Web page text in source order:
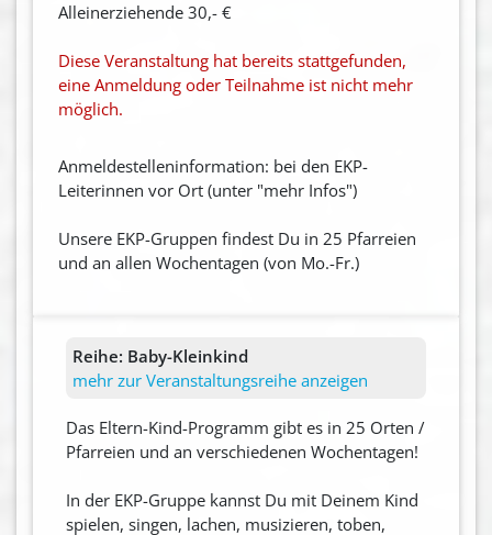
Alleinerziehende 30,- €
Diese Veranstaltung hat bereits stattgefunden,
eine Anmeldung oder Teilnahme ist nicht mehr
möglich.
Anmeldestelleninformation: bei den EKP-
Leiterinnen vor Ort (unter "mehr Infos")
Unsere EKP-Gruppen findest Du in 25 Pfarreien
und an allen Wochentagen (von Mo.-Fr.)
Reihe: Baby-Kleinkind
mehr zur Veranstaltungsreihe anzeigen
Das Eltern-Kind-Programm gibt es in 25 Orten /
Pfarreien und an verschiedenen Wochentagen!
In der EKP-Gruppe kannst Du mit Deinem Kind
spielen, singen, lachen, musizieren, toben,